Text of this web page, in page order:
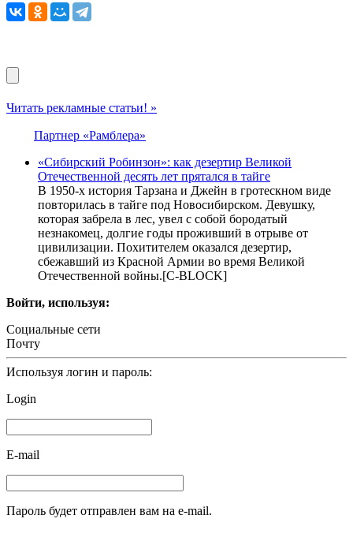
Читать рекламные статьи! »
Партнер «Рамблера»
«Сибирский Робинзон»: как дезертир Великой
Отечественной десять лет прятался в тайге
В 1950-х история Тарзана и Джейн в гротескном виде
повторилась в тайге под Новосибирском. Девушку,
которая забрела в лес, увел с собой бородатый
незнакомец, долгие годы проживший в отрыве от
цивилизации. Похитителем оказался дезертир,
сбежавший из Красной Армии во время Великой
Отечественной войны.[С-BLOCK]
Войти, используя:
Социальные сети
Почту
Используя логин и пароль:
Login
E-mail
Пароль будет отправлен вам на e-mail.